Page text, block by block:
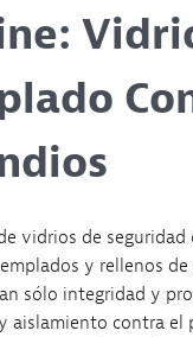
vidrios de seguridad
y rellenos de
sólo integridad y
aislamiento contra el